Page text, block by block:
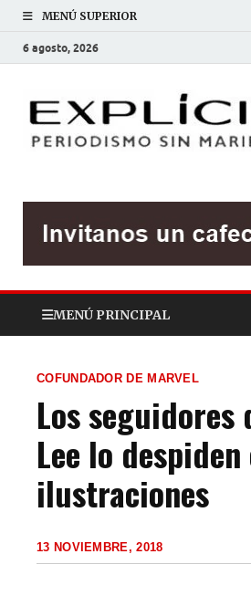
MENÚ SUPERIOR
6 agosto, 2026
MENÚ PRINCIPAL
COFUNDADOR DE MARVEL
Los seguidores
Lee lo despiden
ilustraciones
13 NOVIEMBRE, 2018